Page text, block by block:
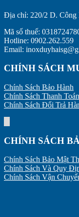
Địa chỉ: 220/2 D.
Mã số thuế:
Hotline: 0902.262.559
Email:
CHÍNH SÁCH
Chính Sách Bảo Hành
Chính Sách Thanh Toán
Chính Sách Đổi Trả
CHÍNH SÁCH
Chính Sách Bảo Mật
Chính Sách Và Quy
Chính Sách Vận